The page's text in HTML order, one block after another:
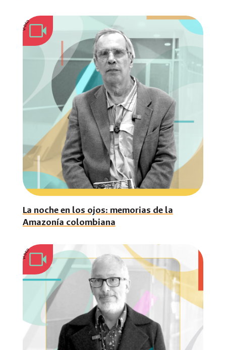
VIDEO
La noche en los ojos: memorias de la
Amazonía colombiana
VIDEO